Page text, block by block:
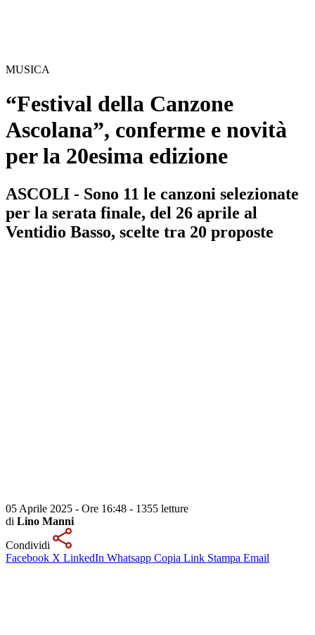
MUSICA
“Festival della Canzone
Ascolana”, conferme e novità
per la 20esima edizione
ASCOLI - Sono 11 le canzoni selezionate
per la serata finale, del 26 aprile al
Ventidio Basso, scelte tra 20 proposte
05 Aprile 2025 - Ore 16:48 - 1355 letture
di Lino Manni
Condividi
Facebook X LinkedIn Whatsapp Copia Link Stampa Email